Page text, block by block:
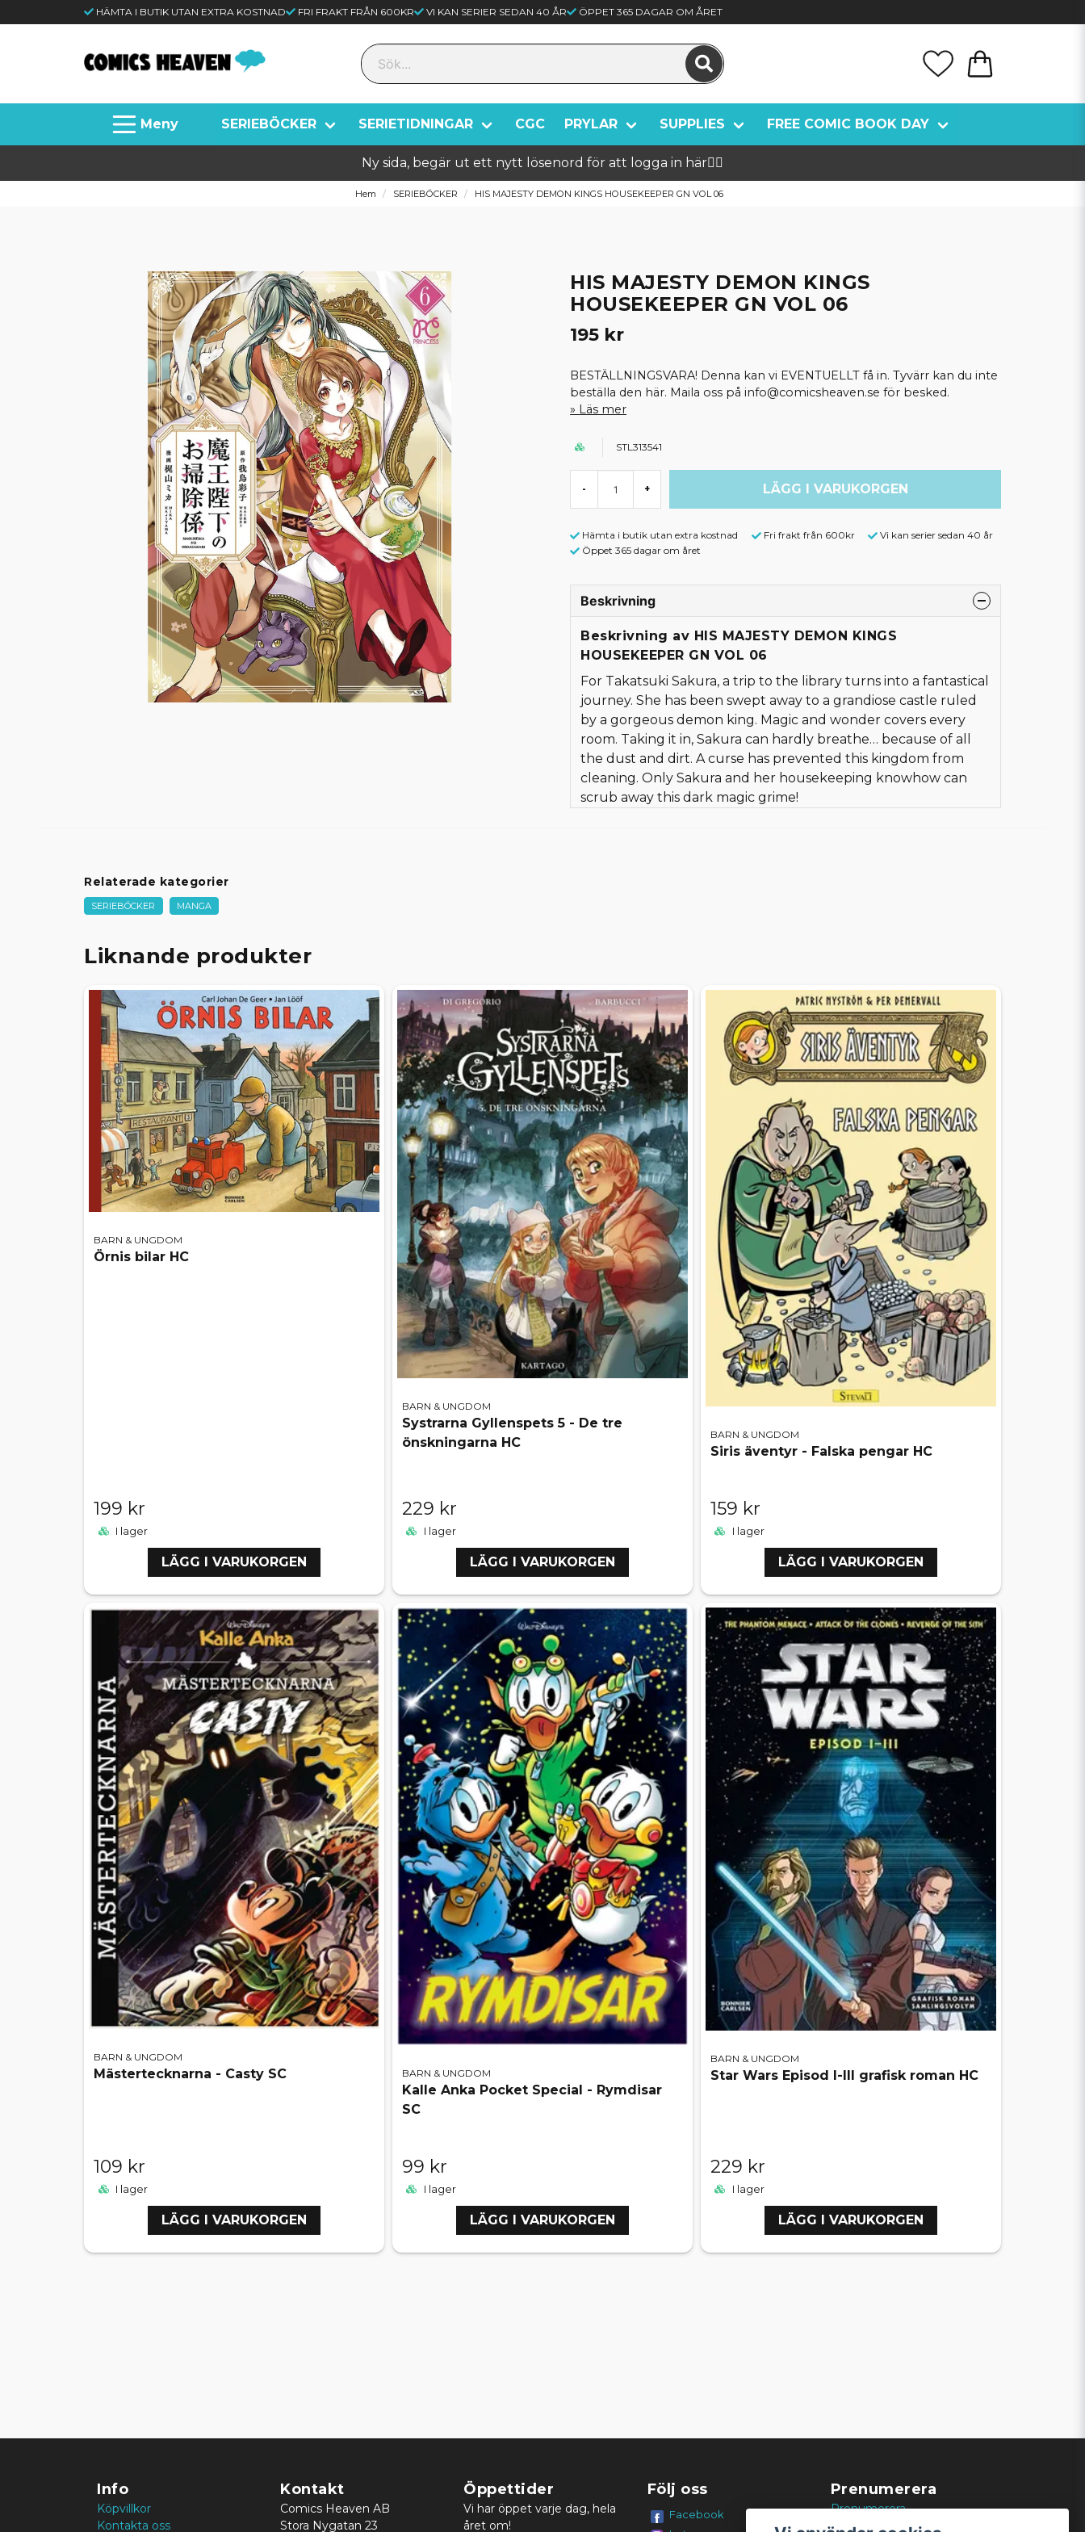
HÄMTA I BUTIK UTAN EXTRA KOSTNAD FRI FRAKT FRÅN 600KR VI KAN SERIER SEDAN 40 ÅR ÖPPET 365 DAGAR OM ÅRET
SERIEBÖCKER SERIETIDNINGAR CGC PRYLAR SUPPLIES FREE COMIC BOOK DAY
Ny sida, begär ut ett nytt lösenord för att logga in här🦸‍♂️
Hem SERIEBÖCKER HIS MAJESTY DEMON KINGS HOUSEKEEPER GN VOL 06
HIS MAJESTY DEMON KINGS
HOUSEKEEPER GN VOL 06
195 kr
BESTÄLLNINGSVARA! Denna kan vi EVENTUELLT få in. Tyvärr kan du inte
beställa den här. Maila oss på info@comicsheaven.se för besked.
Läs mer
STL313541
- + LÄGG I VARUKORGEN
Hämta i butik utan extra kostnad Fri frakt från 600kr
Vi kan serier sedan 40 år
Öppet 365 dagar om året
Beskrivning
Beskrivning av HIS MAJESTY DEMON KINGS
HOUSEKEEPER GN VOL 06
For Takatsuki Sakura, a trip to the library turns into a fantastical
journey. She has been swept away to a grandiose castle ruled
by a gorgeous demon king. Magic and wonder covers every
room. Taking it in, Sakura can hardly breathe… because of all
the dust and dirt. A curse has prevented this kingdom from
cleaning. Only Sakura and her housekeeping knowhow can
scrub away this dark magic grime!
Relaterade kategorier
SERIEBÖCKER MANGA
Liknande produkter
BARN & UNGDOM
Örnis bilar HC
199 kr
I lager
LÄGG I VARUKORGEN
BARN & UNGDOM
Systrarna Gyllenspets 5 - De tre
önskningarna HC
229 kr
I lager
LÄGG I VARUKORGEN
BARN & UNGDOM
Siris äventyr - Falska pengar HC
159 kr
I lager
LÄGG I VARUKORGEN
BARN & UNGDOM
Mästertecknarna - Casty SC
109 kr
I lager
LÄGG I VARUKORGEN
BARN & UNGDOM
Kalle Anka Pocket Special - Rymdisar
SC
99 kr
I lager
LÄGG I VARUKORGEN
BARN & UNGDOM
Star Wars Episod I-III grafisk roman HC
229 kr
I lager
LÄGG I VARUKORGEN
Info
Köpvillkor
Kontakta oss
Kontakt
Comics Heaven AB
Stora Nygatan 23
Öppettider
Vi har öppet varje dag, hela
året om!
Följ oss
Facebook
Prenumerera
Prenumerera